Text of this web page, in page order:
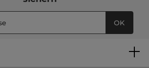
OK